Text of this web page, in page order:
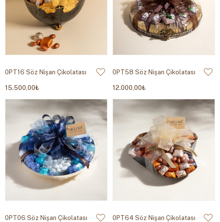
0PT16 Söz Nişan Çikolatası
15.500,00₺
0PT58 Söz Nişan Çikolatası
12.000,00₺
0PT06 Söz Nişan Çikolatası 0PT64 Söz Nişan Çikolatası